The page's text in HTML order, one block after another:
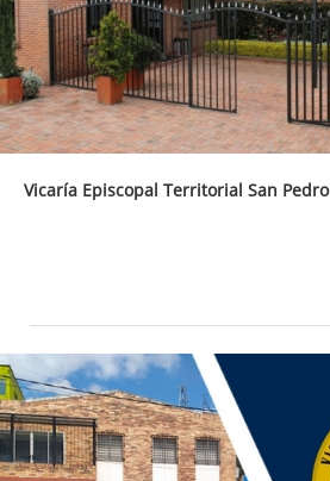
Vicaría Episcopal Territorial San Pedro